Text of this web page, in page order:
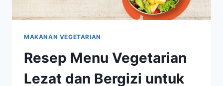
MAKANAN VEGETARIAN
Resep Menu Vegetarian
Lezat dan Bergizi untuk